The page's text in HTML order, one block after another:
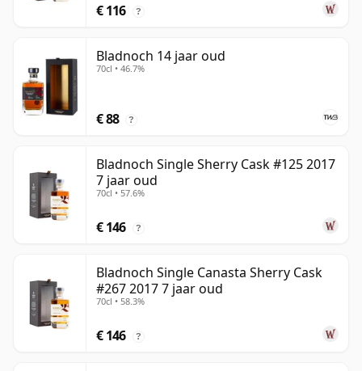
€ 116 ?
Bladnoch 14 jaar oud
70cl • 46.7%
€ 88 ?
Bladnoch Single Sherry Cask #125 2017
7 jaar oud
70cl • 57.6%
€ 146 ?
Bladnoch Single Canasta Sherry Cask
#267 2017 7 jaar oud
70cl • 58.3%
€ 146 ?